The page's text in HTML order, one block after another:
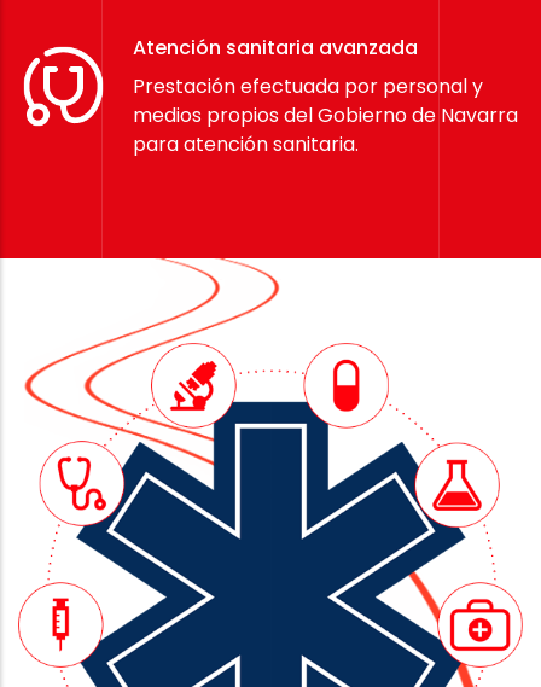
Atención sanitaria avanzada
Prestación efectuada por personal y
medios propios del Gobierno de Navarra
para atención sanitaria.